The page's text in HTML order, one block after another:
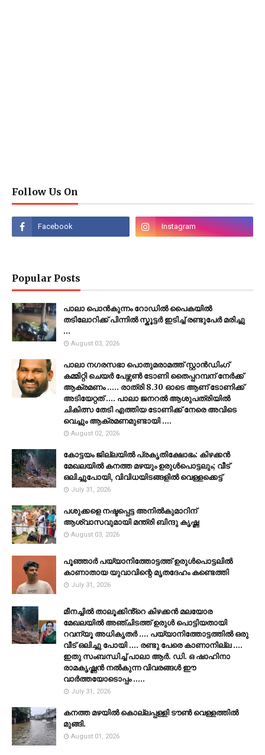
Follow Us On
Popular Posts
പാലാ പൊൻകുന്നം റോഡിൽ പൈകയിൽ
തടിലോറിക്ക് പിന്നിൽ സ്കൂട്ടർ ഇടിച്ച് രണ്ടുപേർ മരിച്ചു
...
August 03, 2026
പാലാ നഗരസഭാ പൊതുമരാമത്ത് സ്റ്റാൻഡിംഗ്
കമ്മിറ്റി ചെയർ പേഴ്സൺ ടോണി തൈപ്പറമ്പന് നേർക്ക്
ആക്രമണം ..... രാത്രി 8.30 ഓടെ ആണ് ടോണിക്ക്
അടിയേറ്റത് .... പാലാ ജനറൽ ആശുപത്രിയിൽ
ചികിത്സ തേടി എത്തിയ ടോണിക്ക് നേരെ അവിടെ
വെച്ചും ആക്രമണമുണ്ടായി ....
August 02, 2026
കോട്ടയം ജില്ലയില്‍ പ്രകൃതിക്ഷോഭം: കിഴക്കന്‍
മേഖലയില്‍ കനത്ത മഴയും ഉരുള്‍പൊട്ടലും; വീട്
ഒലിച്ചുപോയി, വിവിധയിടങ്ങളില്‍ വെള്ളക്കെട്ട്
July 31, 2026
പശുക്കളെ നഷ്ടപ്പെട്ട അനിൽകുമാറിന്
ആശ്വാസവുമായി മന്ത്രി ബിന്ദു കൃഷ്ണ
August 03, 2026
പൂഞ്ഞാര്‍ പയ്യാനിത്തോട്ടത്ത് ഉരുള്‍പൊട്ടലില്‍
കാണാതായ യുവാവിന്റെ മൃതദേഹം കണ്ടെത്തി
July 31, 2026
മീനച്ചിൽ താലൂക്കിൻ്റെ കിഴക്കൻ മലയോര
മേഖലയിൽ അഞ്ചിടത്ത് ഉരുൾ പൊട്ടിയതായി
റവന്യൂ അധികൃതർ .... പയ്യാനിത്തോട്ടത്തിൽ ഒരു
വീട് ഒലിച്ചു പോയി .... രണ്ടു പേരെ കാണാനില്ല ....
ഇതു സംബന്ധിച്ച് പാലാ ആർ. ഡി. ഒ ഷാഹിനാ
രാമകൃഷ്ണൻ നൽകുന്ന വിവരങ്ങൾ ഈ
വാർത്തയോടൊപ്പം .....
July 31, 2026
കനത്ത മഴയില്‍ കൊല്ലപ്പള്ളി ടൗണ്‍ വെള്ളത്തില്‍
മുങ്ങി.
August 01, 2026